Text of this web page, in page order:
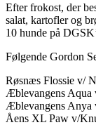
Efter frokost, der
salat, kartofler og
10 hunde på
Følgende Gordon
Røsnæs Flossie v/
Æblevangens Aqua
Æblevangens Anya
Åens XL Paw v/